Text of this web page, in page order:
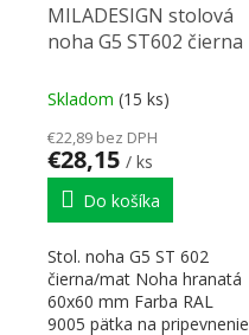
MILADESIGN stolová
noha G5 ST602 čierna
Skladom (15 ks)
€22,89 bez DPH
€28,15 / ks
Do košíka
Stol. noha G5 ST 602
čierna/mat Noha hranatá
60x60 mm Farba RAL
9005 pätka na pripevnenie